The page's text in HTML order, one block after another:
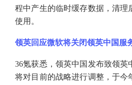
程中产生的临时缓存数据，清理
使用。
领英回应微软将关闭领英中国服
36氪获悉，领英中国发布致领英
将对目前的战略进行调整，于今